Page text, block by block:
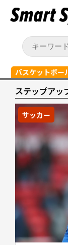
バスケットボー
ステップアッ
サッカー